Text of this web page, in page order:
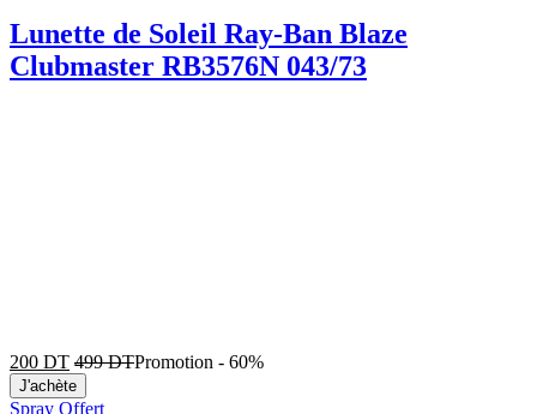
Lunette de Soleil Ray-Ban Blaze
Clubmaster RB3576N 043/73
200 DT 499DTPromotion - 60%
J'achète
Spray Offert